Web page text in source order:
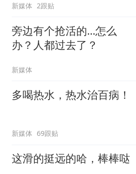
新媒体 2跟贴
旁边有个抢活的…怎么
办？人都过去了？
新媒体
多喝热水，热水治百病！
新媒体 69跟贴
这滑的挺远的哈，棒棒哒